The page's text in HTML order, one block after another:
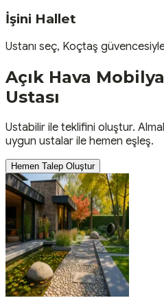
İşini Hallet
Ustanı seç, Koçtaş
Açık Hava
Ustası
Ustabilir ile teklifini oluştur.
uygun ustalar ile hemen eşleş.
Hemen Talep Oluştur